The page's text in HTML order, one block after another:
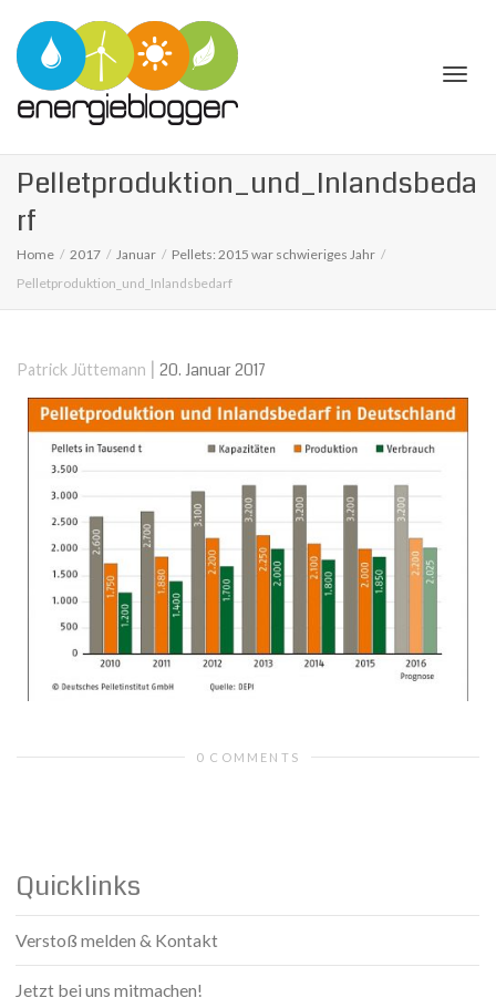
Pelletproduktion_und_Inlandsbeda
rf
Home 2017 Januar
Pellets: 2015 war schwieriges Jahr
Pelletproduktion_und_Inlandsbedarf
Patrick Jüttemann | 20. Januar 2017
0 COMMENTS
Quicklinks
Verstoß melden & Kontakt
Jetzt bei uns mitmachen!